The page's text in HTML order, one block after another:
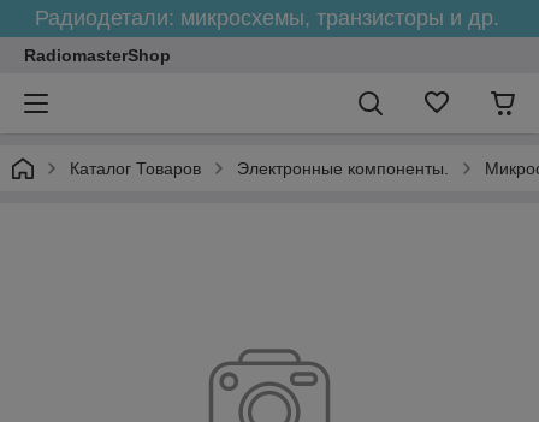
Радиодетали: микросхемы, транзисторы и др.
RadiomasterShop
Каталог Товаров Электронные компоненты.